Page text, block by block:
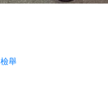
檢舉